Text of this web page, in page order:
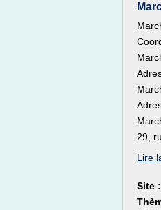
29,
Lire
Site :